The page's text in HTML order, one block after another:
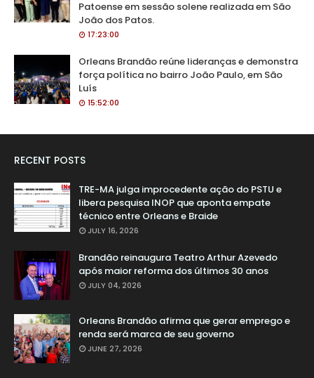
Patoense em sessão solene realizada em São
João dos Patos.
17:23:00
Orleans Brandão reúne lideranças e demonstra
força política no bairro João Paulo, em São
Luís
15:52:00
RECENT POSTS
TRE-MA julga improcedente ação do PSTU e
libera pesquisa INOP que aponta empate
técnico entre Orleans e Braide
JULY 16, 2026
Brandão reinaugura Teatro Arthur Azevedo
após maior reforma dos últimos 30 anos
JULY 04, 2026
Orleans Brandão afirma que gerar emprego e
renda será marca de seu governo
JUNE 27, 2026